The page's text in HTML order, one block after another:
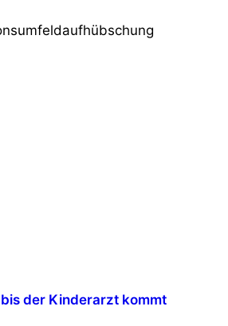
bis der Kinderarzt kommt